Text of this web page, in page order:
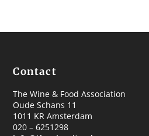
Contact
The Wine & Food Association
Oude Schans 11
1011 KR Amsterdam
020 – 6251298